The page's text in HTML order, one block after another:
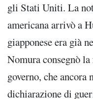
gli Stati Uniti. La
americana arrivò a
giapponese era già
Nomura consegnò la
governo, che ancora
dichiarazione di